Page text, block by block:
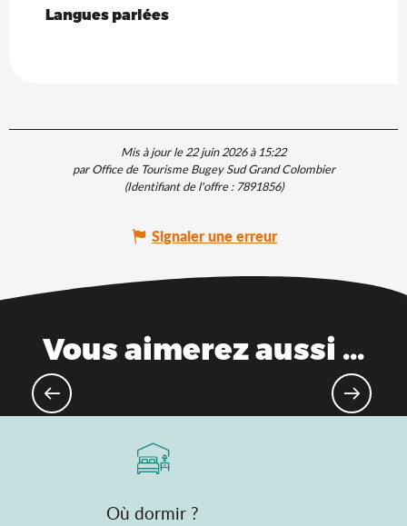
Langues parlées
Langues parlées
Mis à jour le 22 juin 2026 à 15:22
par Office de Tourisme Bugey Sud Grand Colombier
(Identifiant de l'offre :7891856)
Signaler une erreur
Vous aimerez aussi ...
Cet été, échappez-vous dans l’Ain !
Où dormir ?